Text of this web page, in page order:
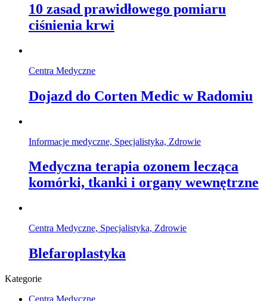
10 zasad prawidłowego pomiaru
ciśnienia krwi
Centra Medyczne
Dojazd do Corten Medic w Radomiu
Informacje medyczne, Specjalistyka, Zdrowie
Medyczna terapia ozonem lecząca
komórki, tkanki i organy wewnętrzne
Centra Medyczne, Specjalistyka, Zdrowie
Blefaroplastyka
Kategorie